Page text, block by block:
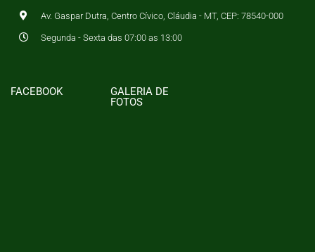
Av. Gaspar Dutra, Centro Cívico, Cláudia - MT, CEP: 78540-000
Segunda - Sexta das 07:00 as 13:00
FACEBOOK
GALERIA DE
FOTOS